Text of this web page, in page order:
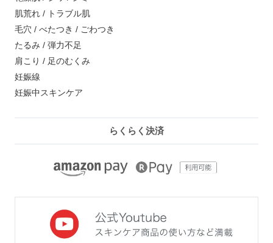
肌荒れ / トラブル肌
毛穴 / べたつき / ごわつき
たるみ / 弾力不足
肩こり / 足のむくみ
妊娠線
妊娠中スキンケア
らくらく決済